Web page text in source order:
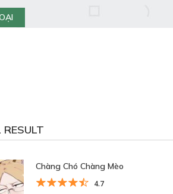
RESULT
Chàng Chó Chàng Mèo
4.7